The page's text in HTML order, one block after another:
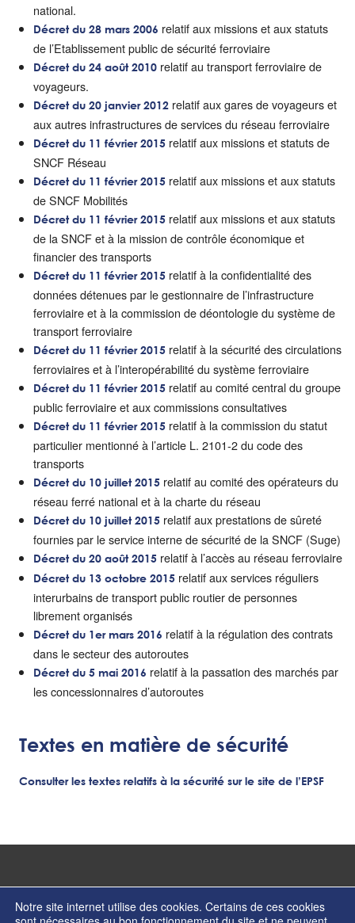
national.
Décret du 28 mars 2006 relatif aux missions et aux statuts
de l’Etablissement public de sécurité ferroviaire
Décret du 24 août 2010relatif au transport ferroviaire de
voyageurs.
Décret du 20 janvier 2012relatif aux gares de voyageurs et
aux autres infrastructures de services du réseau ferroviaire
Décret du 11 février 2015relatif aux missions et statuts de
SNCF Réseau
Décret du 11 février 2015relatif aux missions et aux statuts
de SNCF Mobilités
Décret du 11 février 2015relatif aux missions et aux statuts
de la SNCF et à la mission de contrôle économique et
financier des transports
Décret du 11 février 2015relatif à la confidentialité des
données détenues par le gestionnaire de l’infrastructure
ferroviaire et à la commission de déontologie du système de
transport ferroviaire
Décret du 11 février 2015relatif à la sécurité des circulations
ferroviaires et à l’interopérabilité du système ferroviaire
Décret du 11 février 2015relatif au comité central du groupe
public ferroviaire et aux commissions consultatives
Décret du 11 février 2015relatif à la commission du statut
particulier mentionné à l’article L. 2101-2 du code des
transports
Décret du 10 juillet 2015relatif au comité des opérateurs du
réseau ferré national et à la charte du réseau
Décret du 10 juillet 2015relatif aux prestations de sûreté
fournies par le service interne de sécurité de la SNCF (Suge)
Décret du 20 août 2015relatif à l’accès au réseau ferroviaire
Décret du 13 octobre 2015relatif aux services réguliers
interurbains de transport public routier de personnes
librement organisés
Décret du 1er mars 2016 relatif à la régulation des contrats
dans le secteur des autoroutes
Décret du 5 mai 2016 relatif à la passation des marchés par
les concessionnaires d’autoroutes
Textes en matière de sécurité
Consulter les textes relatifs à la sécurité sur le site de l’EPSF
Notre site internet utilise des cookies. Certains de ces cookies